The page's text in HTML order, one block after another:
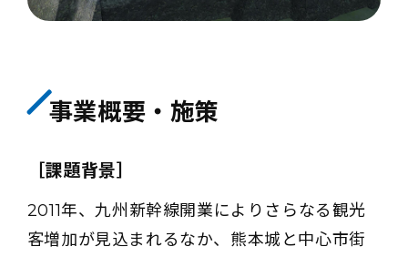
事業概要・施策
［課題背景］
2011年、九州新幹線開業によりさらなる観光
客増加が見込まれるなか、熊本城と中心市街